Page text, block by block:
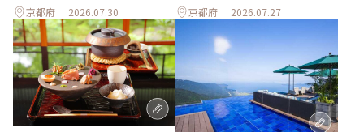
京都府 2026.07.30 京都府 2026.07.27